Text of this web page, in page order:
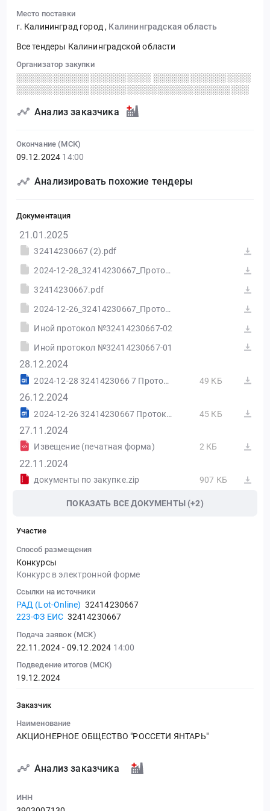
Место поставки
г. Калининград город , Калининградская область
Все тендеры Калининградской области
Организатор закупки
░░░░░░░░░░░░░░░░░░░░░░ ░░░░░░░░░░░░░░░░
░░░░░░░░░░░░░░░░░░░░░░░░░░░░░░░░░░░░░░
Анализ заказчика
Окончание (МСК)
09.12.2024 14:00
Анализировать похожие тендеры
Документация
21.01.2025
32414230667 (2).pdf
2024-12-28_32414230667_Протокол итогов.doc
32414230667.pdf
2024-12-26_32414230667_Протокол.doc
Иной протокол №32414230667-02
Иной протокол №32414230667-01
28.12.2024
2024-12-28 3241423066 7 Протокол итогов.doc 49 КБ
26.12.2024
2024-12-26 32414230667 Протокол.doc 45 КБ
27.11.2024
Извещение (печатная форма) 2 КБ
22.11.2024
документы по закупке.zip 907 КБ
ПОКАЗАТЬ ВСЕ ДОКУМЕНТЫ (+2)
Участие
Способ размещения
Конкурсы
Конкурс в электронной форме
Ссылки на источники
РАД (Lot-Online) 32414230667
223-ФЗ ЕИС 32414230667
Подача заявок (МСК)
22.11.2024 - 09.12.2024 14:00
Подведение итогов (МСК)
19.12.2024
Заказчик
Наименование
АКЦИОНЕРНОЕ ОБЩЕСТВО "РОССЕТИ ЯНТАРЬ"
Анализ заказчика
ИНН